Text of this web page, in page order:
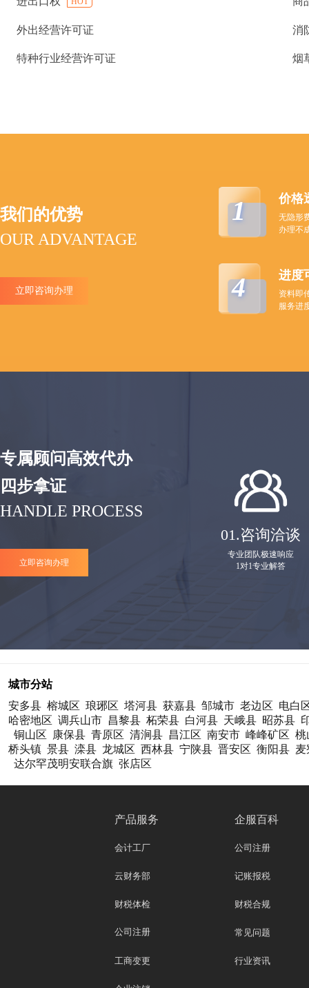
外出经营许可证 消
特种行业经营许可证 烟
我们的优势
OUR ADVANTAGE
立即咨询办理
1 价格
无隐形
办理不
4 进度
资料即
服务进
专属顾问高效代办
四步拿证
HANDLE PROCESS
立即咨询办理
01.咨询洽谈
专业团队极速响应
1对1专业解答
城市分站
安多县 榕城区 琅琊区 塔河县 获嘉县 邹城市 老边区 电白
哈密地区 调兵山市 昌黎县 柘荣县 白河县 天峨县 昭苏县
铜山区
康保县 青原区 清涧县 昌江区 南安市 峰峰矿区 桃
桥头镇 景县 滦县 龙城区 西林县 宁陕县 晋安区 衡阳县 麦
达尔罕茂明安联合旗 张店区
产品服务
会计工厂
云财务部
财税体检
公司注册
工商变更
企服百科
公司注册
记账报税
财税合规
常见问题
行业资讯